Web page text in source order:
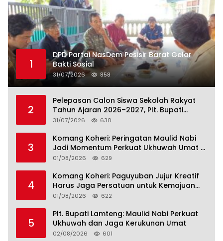
1
DPD Partai NasDem Pesisir Barat Gelar
Bakti Sosial
31/07/2026 858
2
Pelepasan Calon Siswa Sekolah Rakyat
Tahun Ajaran 2026–2027, Plt. Bupati
Lamteng Tegaskan Komitmen Hadirkan
31/07/2026 630
3
Komang Koheri: Peringatan Maulid Nabi
Jadi Momentum Perkuat Ukhuwah Umat di
Lampung Tengah
01/08/2026 629
4
Komang Koheri: Paguyuban Jujur Kreatif
Harus Jaga Persatuan untuk Kemajuan
Lampung Tengah
01/08/2026 622
5
Plt. Bupati Lamteng: Maulid Nabi Perkuat
Ukhuwah dan Jaga Kerukunan Umat
02/08/2026 601